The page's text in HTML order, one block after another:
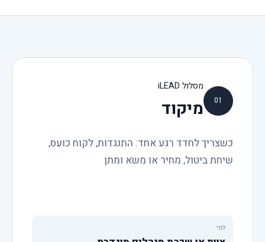
01
מסלול iLEAD
מיקוד
כשצריך לחדד רגע אחד: התנגדות, לקוח כועס,
שיחת ביטול, מחיר או משא ומתן
למי